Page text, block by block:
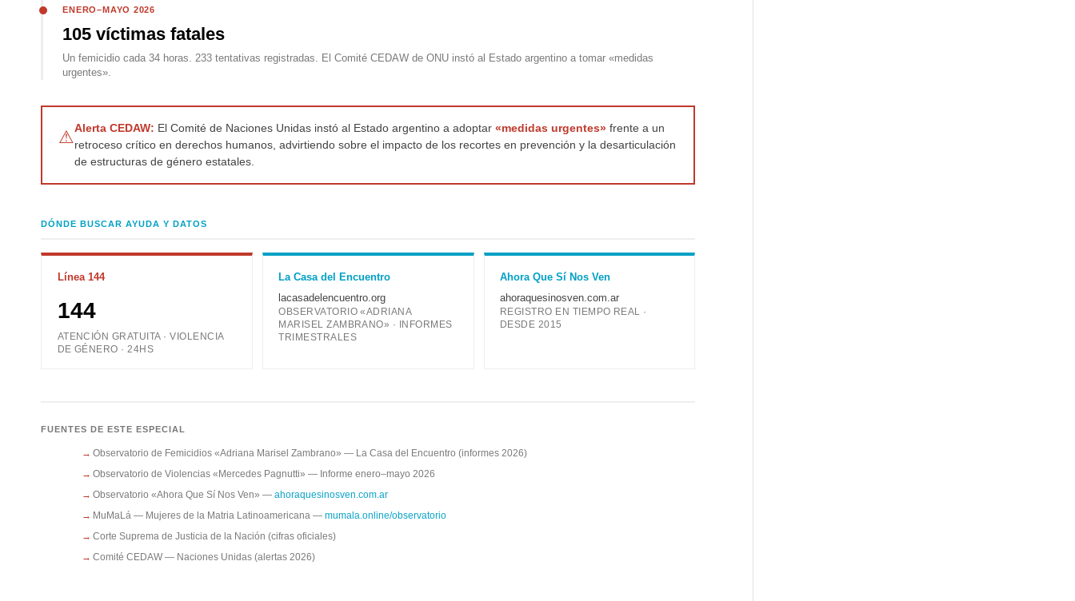
ENERO–MAYO 2026
105 víctimas fatales
Un femicidio cada 34 horas. 233 tentativas registradas. El Comité CEDAW de ONU instó al Estado argentino a tomar «medidas
urgentes».
⚠Alerta CEDAW: El Comité de Naciones Unidas instó al Estado argentino a adoptar «medidas urgentes»frente a un
retroceso crítico en derechos humanos, advirtiendo sobre el impacto de los recortes en prevención y la desarticulación
de estructuras de género estatales.
DÓNDE BUSCAR AYUDA Y DATOS
Línea 144
144
ATENCIÓN GRATUITA · VIOLENCIA
DE GÉNERO · 24HS
La Casa del Encuentro
lacasadelencuentro.org
OBSERVATORIO «ADRIANA
MARISEL ZAMBRANO» · INFORMES
TRIMESTRALES
Ahora Que Sí Nos Ven
ahoraquesinosven.com.ar
REGISTRO EN TIEMPO REAL ·
DESDE 2015
FUENTES DE ESTE ESPECIAL
Observatorio de Femicidios «Adriana Marisel Zambrano» — La Casa del Encuentro (informes 2026)
Observatorio de Violencias «Mercedes Pagnutti» — Informe enero–mayo 2026
Observatorio «Ahora Que Sí Nos Ven» —ahoraquesinosven.com.ar
MuMaLá — Mujeres de la Matria Latinoamericana —mumala.online/observatorio
Corte Suprema de Justicia de la Nación (cifras oficiales)
Comité CEDAW — Naciones Unidas (alertas 2026)